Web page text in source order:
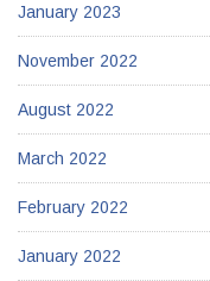
January 2023
November 2022
August 2022
March 2022
February 2022
January 2022